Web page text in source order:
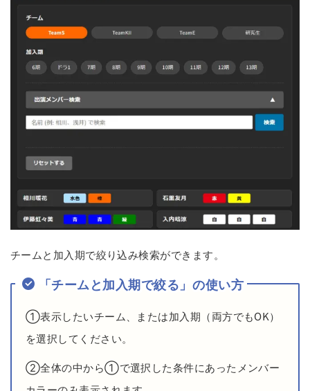
チームと加入期で絞り込み検索ができます。
「チームと加入期で絞る」の使い方
①表示したいチーム、または加入期（両方でもOK）
を選択してください。
②全体の中から①で選択した条件にあったメンバー